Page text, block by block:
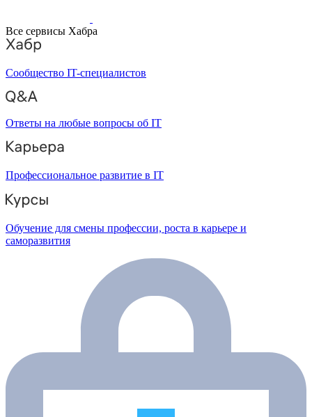
Все сервисы Хабра
Сообщество IT-специалистов
Ответы на любые вопросы об IT
Профессиональное развитие в IT
Обучение для смены профессии, роста в карьере и
саморазвития